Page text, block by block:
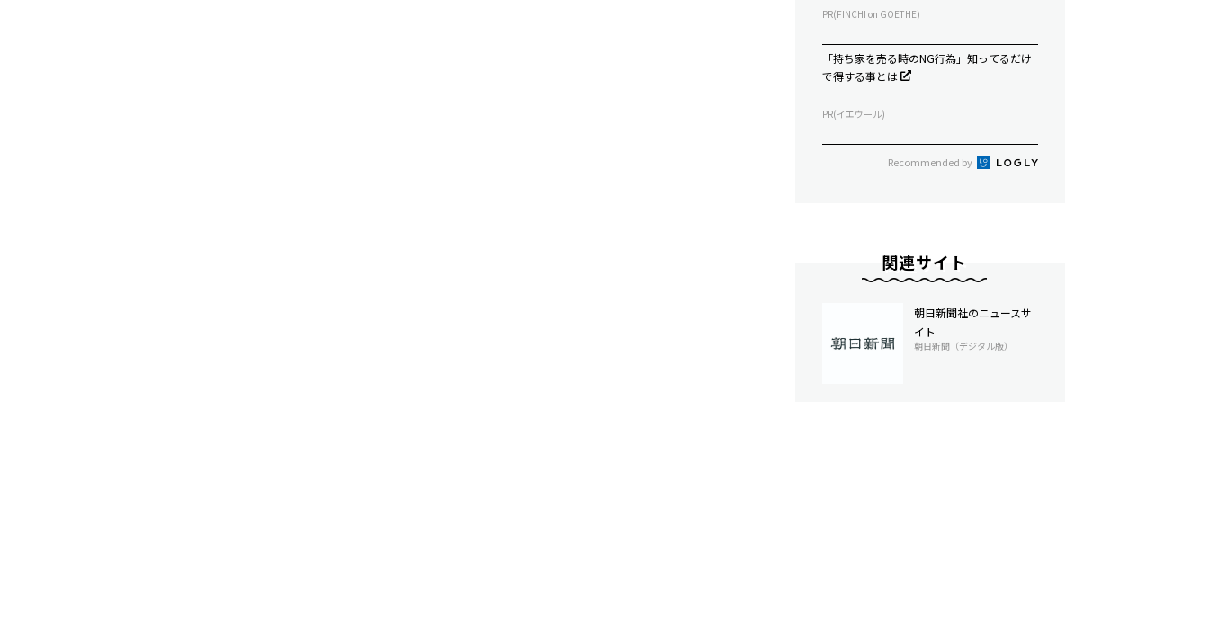
PR(FINCHI on GOETHE)
「持ち家を売る時のNG行為」知ってるだけ
で得する事とは
PR(イエウール)
Recommended by
関連サイト
朝日新聞社のニュースサ
イト
朝日新聞（デジタル版）